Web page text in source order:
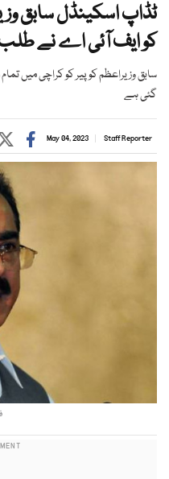
ٹڈاپ اسکینڈل سابق
کو ایف آئی اے نے طلب
سابق وزیراعظم کو پیر کو کراچی میں
گئی ہے
Staff Reporter
May 04, 2023